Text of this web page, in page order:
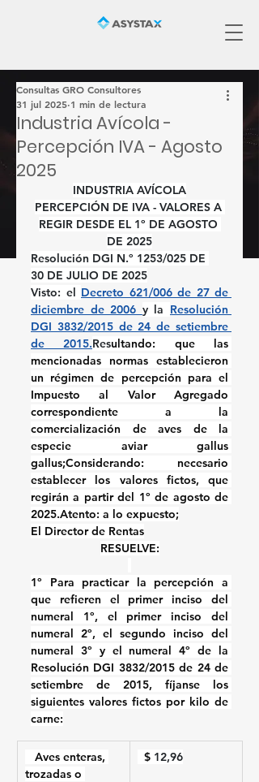
Industria Avícola -
Percepción IVA - Agosto
2025
Consultas GRO Consultores
31 jul 2025 1 min de lectura
INDUSTRIA AVÍCOLA
PERCEPCIÓN DE IVA - VALORES A
REGIR DESDE EL 1º DE AGOSTO
DE 2025
Resolución DGI N.º 1253/025 DE
30 DE JULIO DE 2025
Visto: el Decreto 621/006 de 27 de
diciembre de 2006 y la Resolución
DGI 3832/2015 de 24 de setiembre
de 2015.Resultando: que las
mencionadas normas establecieron
un régimen de percepción para el
Impuesto al Valor Agregado
correspondiente a la
comercialización de aves de la
especie aviar gallus
gallus;Considerando: necesario
establecer los valores fictos, que
regirán a partir del 1º de agosto de
2025.Atento: a lo expuesto;
El Director de Rentas
RESUELVE:
1º Para practicar la percepción a
que refieren el primer inciso del
numeral 1º, el primer inciso del
numeral 2º, el segundo inciso del
numeral 3º y el numeral 4º de la
Resolución DGI 3832/2015 de 24 de
setiembre de 2015, fíjanse los
siguientes valores fictos por kilo de
carne:
Aves enteras,
trozadas o
$ 12,96